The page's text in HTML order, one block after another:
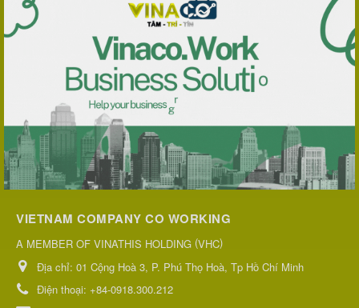
VIETNAM COMPANY CO WORKING
A MEMBER OF VINATHIS HOLDING (VHC)
Địa chỉ: 01 Cộng Hoà 3, P. Phú Thọ Hoà, Tp Hồ Chí Minh
Điện thoại: +84-0918.300.212